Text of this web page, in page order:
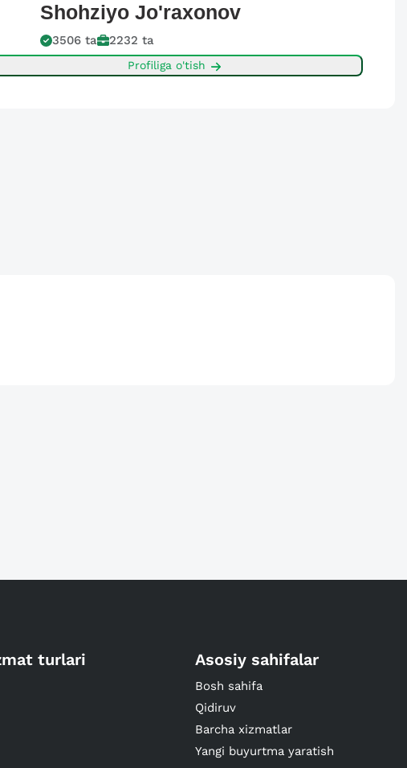
Shohziyo Jo'raxonov
3506 ta 2232 ta
Profiliga o'tish
turlari Asosiy sahifalar
Bosh sahifa
Qidiruv
Barcha xizmatlar
Yangi buyurtma yaratish